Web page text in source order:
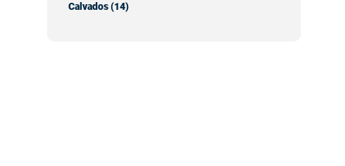
Calvados (14)